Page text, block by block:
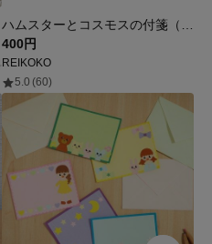
400円
REIKOKO
5.0 (60)